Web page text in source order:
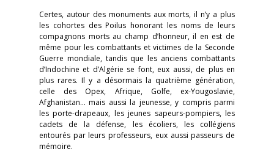
Certes, autour des monuments aux morts, il n’y a plus
les cohortes des Poilus honorant les noms de leurs
compagnons morts au champ d’honneur, il en est de
même pour les combattants et victimes de la Seconde
Guerre mondiale, tandis que les anciens combattants
d’Indochine et d’Algérie se font, eux aussi, de plus en
plus rares. Il y a désormais la quatrième génération,
celle des Opex, Afrique, Golfe, ex-Yougoslavie,
Afghanistan… mais aussi la jeunesse, y compris parmi
les porte-drapeaux, les jeunes sapeurs-pompiers, les
cadets de la défense, les écoliers, les collégiens
entourés par leurs professeurs, eux aussi passeurs de
mémoire.